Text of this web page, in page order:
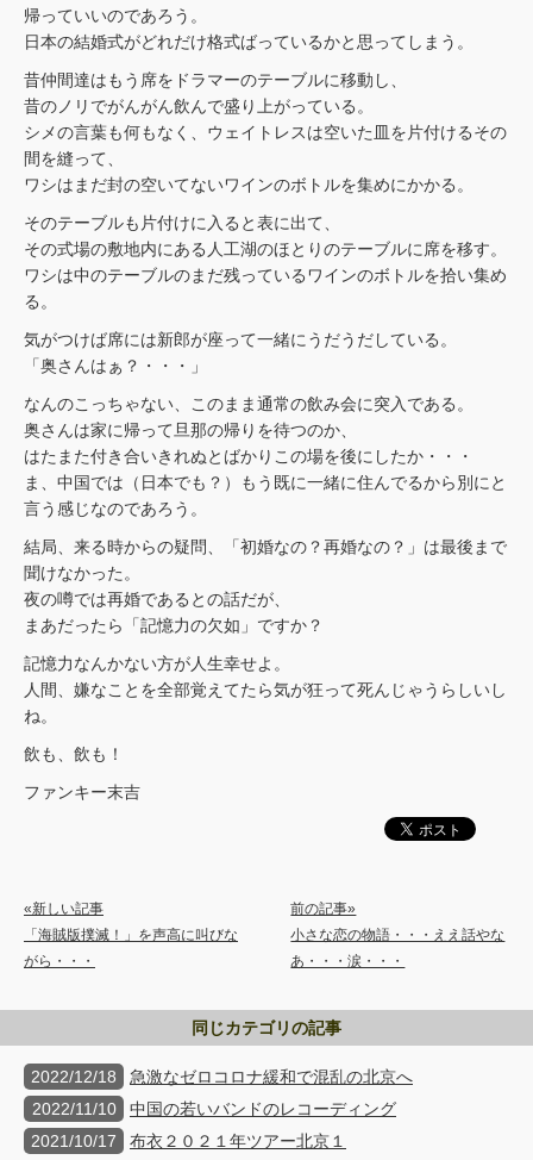
帰っていいのであろう。
日本の結婚式がどれだけ格式ばっているかと思ってしまう。
昔仲間達はもう席をドラマーのテーブルに移動し、
昔のノリでがんがん飲んで盛り上がっている。
シメの言葉も何もなく、ウェイトレスは空いた皿を片付けるその
間を縫って、
ワシはまだ封の空いてないワインのボトルを集めにかかる。
そのテーブルも片付けに入ると表に出て、
その式場の敷地内にある人工湖のほとりのテーブルに席を移す。
ワシは中のテーブルのまだ残っているワインのボトルを拾い集め
る。
気がつけば席には新郎が座って一緒にうだうだしている。
「奥さんはぁ？・・・」
なんのこっちゃない、このまま通常の飲み会に突入である。
奥さんは家に帰って旦那の帰りを待つのか、
はたまた付き合いきれぬとばかりこの場を後にしたか・・・
ま、中国では（日本でも？）もう既に一緒に住んでるから別にと
言う感じなのであろう。
結局、来る時からの疑問、「初婚なの？再婚なの？」は最後まで
聞けなかった。
夜の噂では再婚であるとの話だが、
まあだったら「記憶力の欠如」ですか？
記憶力なんかない方が人生幸せよ。
人間、嫌なことを全部覚えてたら気が狂って死んじゃうらしいし
ね。
飲も、飲も！
ファンキー末吉
«新しい記事
「海賊版撲滅！」を声高に叫びな
がら・・・
前の記事»
小さな恋の物語・・・ええ話やな
あ・・・涙・・・
同じカテゴリの記事
2022/12/18
急激なゼロコロナ緩和で混乱の北京へ
2022/11/10
中国の若いバンドのレコーディング
2021/10/17
布衣２０２１年ツアー北京１